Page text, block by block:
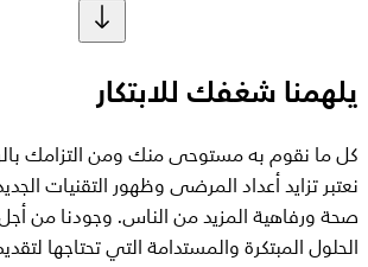
يلهمنا شغفك للابتكار
كل ما نقوم به مستوحى منك ومن التزامك
نعتبر تزايد أعداد المرضى وظهور التقنيات
صحة ورفاهية المزيد من الناس. وجودنا من
الحلول المبتكرة والمستدامة التي تحتاجها